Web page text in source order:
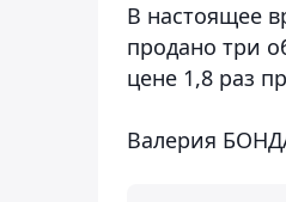
В настоящее
продано три
цене 1,8 раз
Валерия